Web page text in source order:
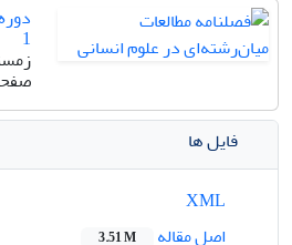
1
فایل ها
اصل مقاله
3.51 M